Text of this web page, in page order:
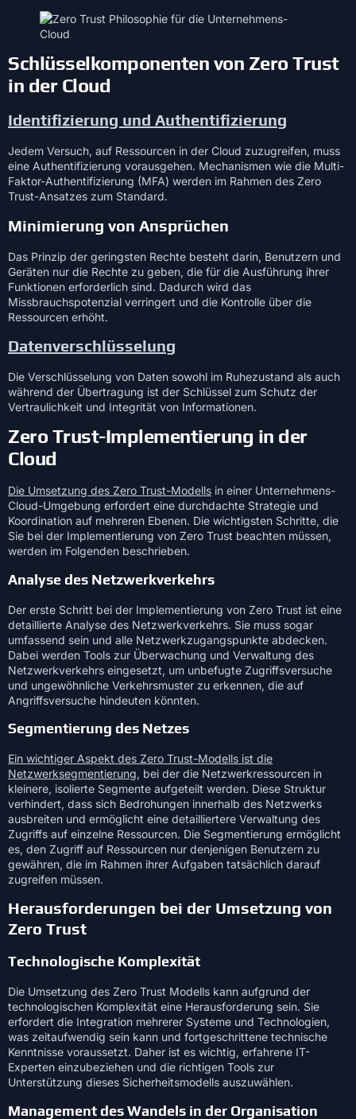
Schlüsselkomponenten von Zero Trust
in der Cloud
Identifizierung und Authentifizierung
Jedem Versuch, auf Ressourcen in der Cloud zuzugreifen, muss
eine Authentifizierung vorausgehen. Mechanismen wie die Multi-
Faktor-Authentifizierung (MFA) werden im Rahmen des Zero
Trust-Ansatzes zum Standard.
Minimierung von Ansprüchen
Das Prinzip der geringsten Rechte besteht darin, Benutzern und
Geräten nur die Rechte zu geben, die für die Ausführung ihrer
Funktionen erforderlich sind. Dadurch wird das
Missbrauchspotenzial verringert und die Kontrolle über die
Ressourcen erhöht.
Datenverschlüsselung
Die Verschlüsselung von Daten sowohl im Ruhezustand als auch
während der Übertragung ist der Schlüssel zum Schutz der
Vertraulichkeit und Integrität von Informationen.
Zero Trust-Implementierung in der
Cloud
Die Umsetzung des Zero Trust-Modells in einer Unternehmens-
Cloud-Umgebung erfordert eine durchdachte Strategie und
Koordination auf mehreren Ebenen. Die wichtigsten Schritte, die
Sie bei der Implementierung von Zero Trust beachten müssen,
werden im Folgenden beschrieben.
Analyse des Netzwerkverkehrs
Der erste Schritt bei der Implementierung von Zero Trust ist eine
detaillierte Analyse des Netzwerkverkehrs. Sie muss sogar
umfassend sein und alle Netzwerkzugangspunkte abdecken.
Dabei werden Tools zur Überwachung und Verwaltung des
Netzwerkverkehrs eingesetzt, um unbefugte Zugriffsversuche
und ungewöhnliche Verkehrsmuster zu erkennen, die auf
Angriffsversuche hindeuten könnten.
Segmentierung des Netzes
Ein wichtiger Aspekt des Zero Trust-Modells ist die
Netzwerksegmentierung, bei der die Netzwerkressourcen in
kleinere, isolierte Segmente aufgeteilt werden. Diese Struktur
verhindert, dass sich Bedrohungen innerhalb des Netzwerks
ausbreiten und ermöglicht eine detailliertere Verwaltung des
Zugriffs auf einzelne Ressourcen. Die Segmentierung ermöglicht
es, den Zugriff auf Ressourcen nur denjenigen Benutzern zu
gewähren, die im Rahmen ihrer Aufgaben tatsächlich darauf
zugreifen müssen.
Herausforderungen bei der Umsetzung von
Zero Trust
Technologische Komplexität
Die Umsetzung des Zero Trust Modells kann aufgrund der
technologischen Komplexität eine Herausforderung sein. Sie
erfordert die Integration mehrerer Systeme und Technologien,
was zeitaufwendig sein kann und fortgeschrittene technische
Kenntnisse voraussetzt. Daher ist es wichtig, erfahrene IT-
Experten einzubeziehen und die richtigen Tools zur
Unterstützung dieses Sicherheitsmodells auszuwählen.
Management des Wandels in der Organisation